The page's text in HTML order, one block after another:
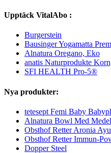
Upptäck VitalAbo :
Burgerstein
Bausinger Yogamatta
Alnatura Oregano, Eko
anatis Naturprodukte
SFI HEALTH Pro-5®
Nya produkter:
tetesept Femi Baby
Alnatura Bowl Med
Obsthof Retter Aronia
Obsthof Retter Immun-
Dopper Steel